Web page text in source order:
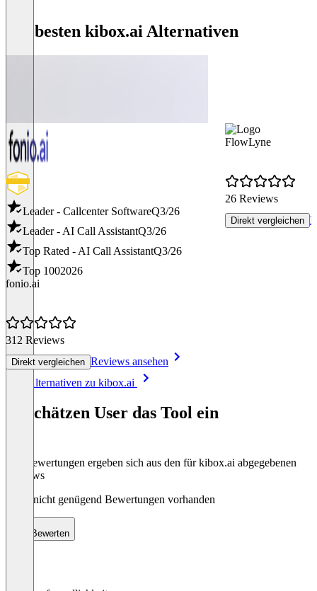
Die besten kibox.ai Alternativen
Leader - Callcenter SoftwareQ3/26
Leader - AI Call AssistantQ3/26
Top Rated - AI Call AssistantQ3/26
Top 1002026
fonio.ai
312 Reviews
Direkt vergleichen Reviews ansehen
FlowLyne
26 Reviews
Direkt vergleichen
Alle Alternativen zu kibox.ai
So schätzen User das Tool ein
Die Bewertungen ergeben sich aus den für kibox.ai abgegebenen
Reviews
Noch nicht genügend Bewertungen vorhanden
Bewerten